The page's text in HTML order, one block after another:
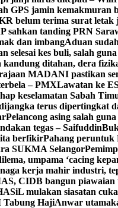
GPS jamin kemakmuran
belum terima surat letak
sahkan tanding PRN
dan imbangAduan
selesai kes buli, salah
kandung ditahan, dera
MADANI pastikan
– PMXLawatan ke
keselamatan Sabah
terus dipertingkat
Pelancong asing salah
tegas – Saifuddin
berfikirPahang
SUKMA Selangor
umpama ‘cacing
kerja mahir industri,
CIDB bangun piawaian
mulakan siasatan
Tabung HajiAnwar